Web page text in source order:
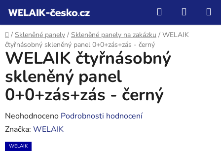
obsah
Hledat
KOŠÍK
Domů
/ Skleněné panely / Skleněné panely na zakázku / WELAIK
čtyřnásobný skleněný panel 0+0+zás+zás - černý
WELAIK čtyřnásobný
skleněný panel
0+0+zás+zás - černý
Průměrné
hodnocení
produktu
Neohodnoceno Podrobnosti hodnocení
Značka: WELAIK
WELAIK